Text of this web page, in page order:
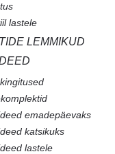
lastele
LEMMIKUD
emadepäevaks
katsikuks
lastele